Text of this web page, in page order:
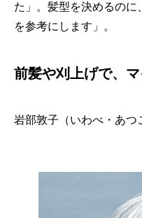
た」。髪型を決めるのに
を参考にします」。
前髪や刈上げで、マ
岩部敦子（いわべ・あ